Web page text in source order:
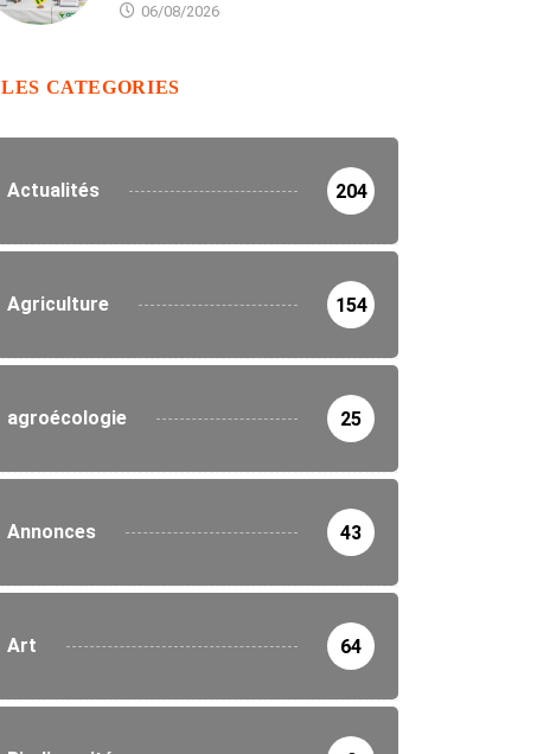
06/08/2026
LES CATEGORIES
Actualités 204
Agriculture 154
agroécologie 25
Annonces 43
Art 64